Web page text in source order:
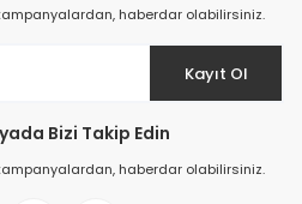
haberdar olabilirsiniz.
Kayıt Ol
Bizi Takip Edin
haberdar olabilirsiniz.